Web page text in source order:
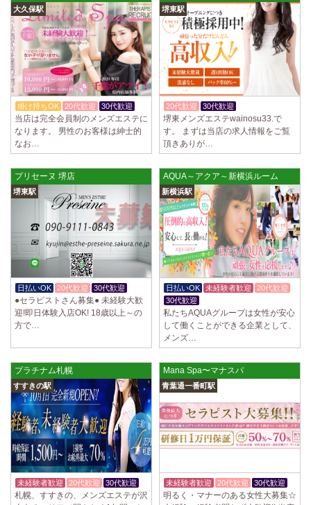
大久保駅
掛け持ちOK 20代歓迎 30代歓迎
当店は完全会員制のメンズエステに
なります。 男性のお客様は紳士的
なお…
堺東駅
20代歓迎 30代歓迎
堺東メンズエステwainosu33.で
す。 まずは当店の求人情報をご覧
頂きありが…
プリセーヌ 堺店
堺東駅
日払いOK 20代歓迎 30代歓迎
●セラピストさん募集● 未経験大歓
迎!即日体験入店OK! 18歳以上～の
方で…
AQUA～アクア～新横浜ルーム
新横浜駅
日払いOK 未経験者歓迎
20代歓迎
30代歓迎
私たちAQUAグループは女性が安心
して働くことができる企業として、
メンズ…
プラチナム札幌
すすきの駅
未経験者歓迎 20代歓迎 30代歓迎
札幌、すすきの、メンズエステが沢
Mana Spa〜マナスパ
青葉通一番町駅
未経験者歓迎 20代歓迎 30代歓迎
明るく・マナーのある女性大募集☆